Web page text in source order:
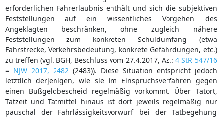
erforderlichen Fahrerlaubnis enthält und sich die subjektiven
Feststellungen auf ein wissentliches Vorgehen des
Angeklagten beschränken, ohne zugleich nähere
Feststellungen zum konkreten Schuldumfang (etwa
Fahrstrecke, Verkehrsbedeutung, konkrete Gefährdungen, etc.)
zu treffen (vgl. BGH, Beschluss vom 27.4.2017, Az.:4 StR 547/16
= NJW 2017, 2482 (2483)). Diese Situation entspricht jedoch
letztlich derjenigen, wie sie im Einspruchsverfahren gegen
einen Bußgeldbescheid regelmäßig vorkommt. Über Tatort,
Tatzeit und Tatmittel hinaus ist dort jeweils regelmäßig nur
pauschal der Fahrlässigkeitsvorwurf bei der Tatbegehung